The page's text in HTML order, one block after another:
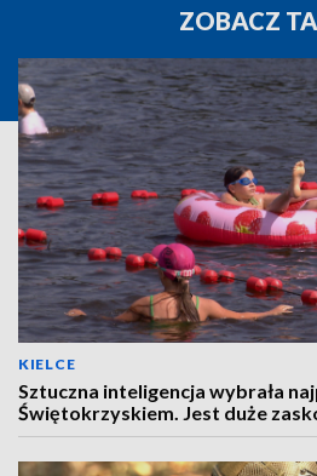
ZOBACZ
KIELCE
Sztuczna inteligencja wybrała
Świętokrzyskiem. Jest duże